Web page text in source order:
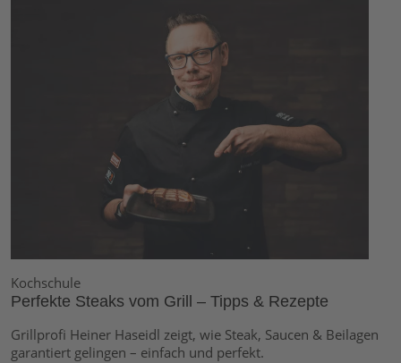
Kochschule
Perfekte Steaks vom Grill – Tipps & Rezepte
Grillprofi Heiner Haseidl zeigt, wie Steak, Saucen & Beilagen
garantiert gelingen – einfach und perfekt.